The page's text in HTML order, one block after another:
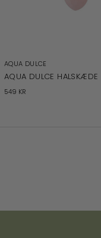
AQUA DULCE
AQUA DULCE HALSKÆDE
549 KR